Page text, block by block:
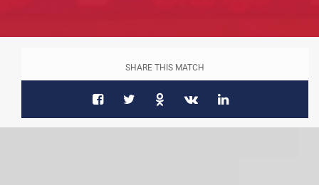
SHARE THIS MATCH